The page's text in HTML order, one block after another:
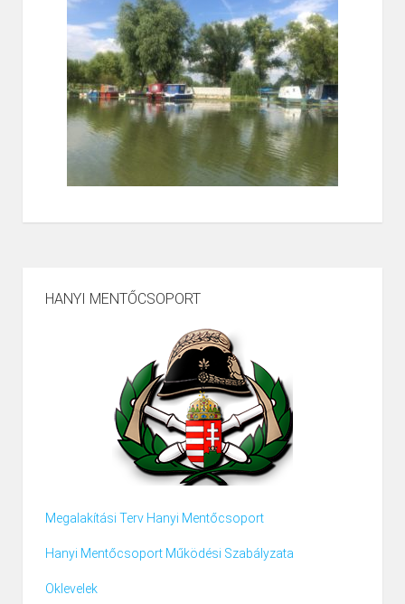
HANYI MENTŐCSOPORT
Megalakítási Terv Hanyi Mentőcsoport
Hanyi Mentőcsoport Működési Szabályzata
Oklevelek